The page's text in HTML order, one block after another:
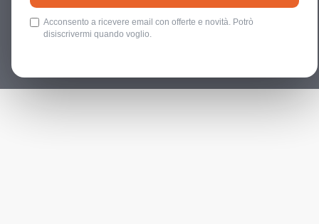
Acconsento a ricevere email con offerte e novità. Potrò
disiscrivermi quando voglio.